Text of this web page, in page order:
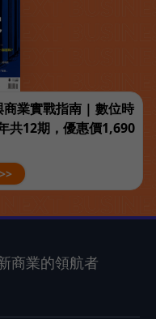
業實戰指南 | 數位時
共12期，優惠價1,690
商業的領航者